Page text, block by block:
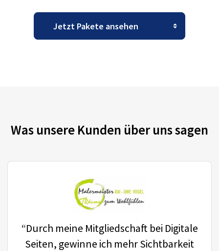
Was unsere Kunden über uns sagen
“Durch meine Mitgliedschaft bei Digitale
Seiten, gewinne ich mehr Sichtbarkeit